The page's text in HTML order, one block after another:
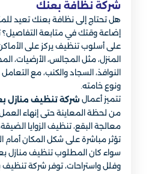
شركة نظافة بعنك
هل تحتاج إلى نظافة بعنك تعيد
إضاعة وقتك في متابعة
على أسلوب تنظيف يركز على الأماكن
المنزل، مثل المجالس، الأرضيات،
النوافذ، السجاد والكنب، مع
ونوع خامته.
تتميز أعمال شركة تنظيف منازل
من لحظة المعاينة حتى إنهاء العمل،
معالجة البقع، تنظيف الزوايا
تؤثر مباشرة على شكل المكان أمام
سواء كان المطلوب تنظيف منازل
وفلل واستراحات، توفر شركة